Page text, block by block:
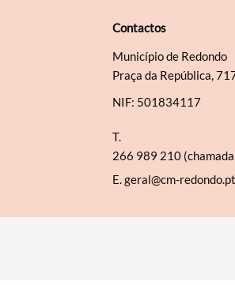
Contactos
Município de Redondo
Praça da República,
NIF: 501834117
T.
266 989 210
E.geral@cm-redondo.pt